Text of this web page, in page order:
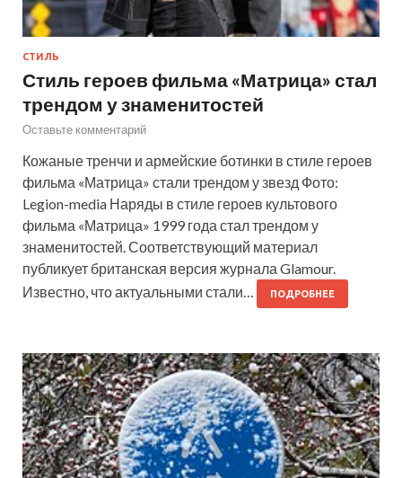
СТИЛЬ
Стиль героев фильма «Матрица» стал
трендом у знаменитостей
Оставьте комментарий
Кожаные тренчи и армейские ботинки в стиле героев
фильма «Матрица» стали трендом у звезд Фото:
Legion-media Наряды в стиле героев культового
фильма «Матрица» 1999 года стал трендом у
знаменитостей. Соответствующий материал
публикует британская версия журнала Glamour.
Известно, что актуальными стали…
ПОДРОБНЕЕ